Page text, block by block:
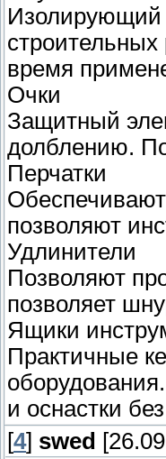
Изолирующий
строительных
время
Очки
Защитный
долблению.
Перчатки
позволяют
Удлинители
Позволяют
позволяет
Ящики
Практичные
и оснастки
[4] swed